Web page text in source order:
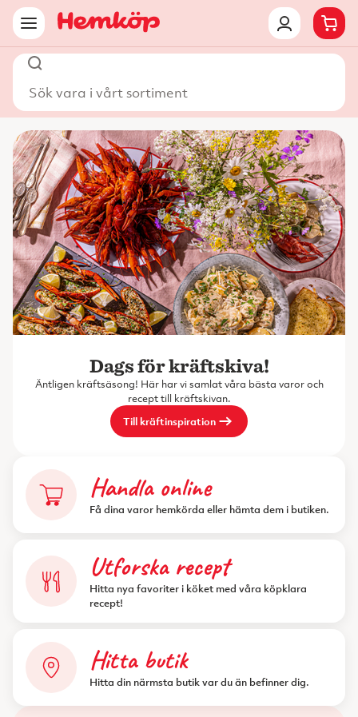
Dags för kräftskiva!
Äntligen kräftsäsong! Här har vi samlat våra bästa varor och
recept till kräftskivan.
Till kräftinspiration
Handla online
Få dina varor hemkörda eller hämta dem i butiken.
Utforska recept
Hitta nya favoriter i köket med våra köpklara
recept!
Hitta butik
Hitta din närmsta butik var du än befinner dig.